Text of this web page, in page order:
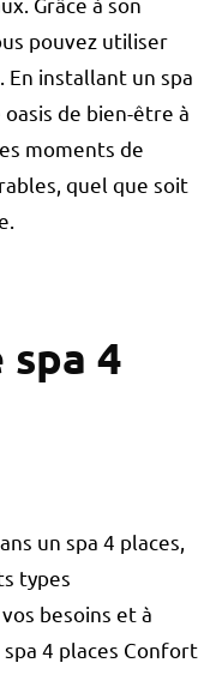
pouvez utiliser
En installant un spa
de bien-être à
moments de
quel que soit
spa 4
un spa 4 places,
types
besoins et à
4 places Confort